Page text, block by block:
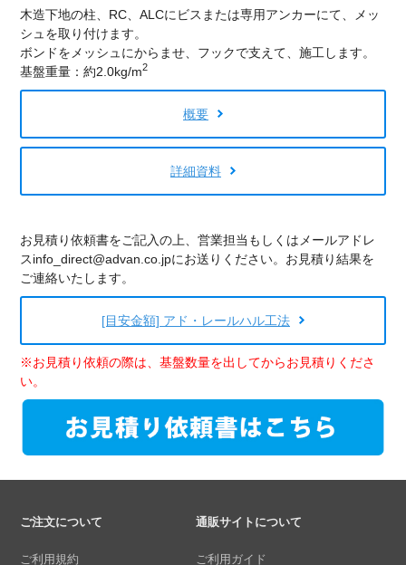
木造下地の柱、RC、ALCにビスまたは専用アンカーにて、メッ
シュを取り付けます。
ボンドをメッシュにからませ、フックで支えて、施工します。
基盤重量：約2.0kg/m2
概要
詳細資料
お見積り依頼書をご記入の上、営業担当もしくはメールアドレ
スinfo_direct@advan.co.jpにお送りください。お見積り結果を
ご連絡いたします。
[目安金額] アド・レールハル工法
※お見積り依頼の際は、基盤数量を出してからお見積りくださ
い。
ご注文について
ご利用規約
通販サイトについて
ご利用ガイド